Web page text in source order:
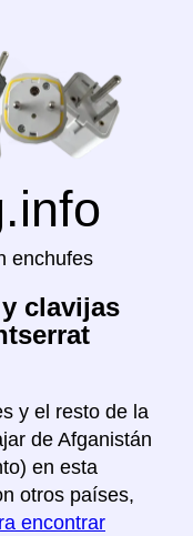
enchufes
clavijas
y el resto de la
de Afganistán
en esta
otros países,
encontrar